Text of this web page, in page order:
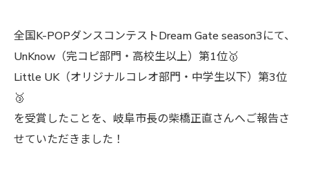
全国K-POPダンスコンテストDream Gate season3にて、
UnKnow（完コピ部門・高校生以上）第1位🥇
Little UK（オリジナルコレオ部門・中学生以下）第3位
🥉
を受賞したことを、岐阜市長の柴橋正直さんへご報告さ
せていただきました！